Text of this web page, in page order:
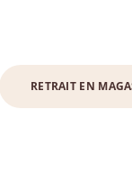
RETRAIT EN